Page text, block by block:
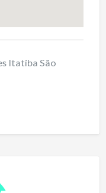
Itatiba São